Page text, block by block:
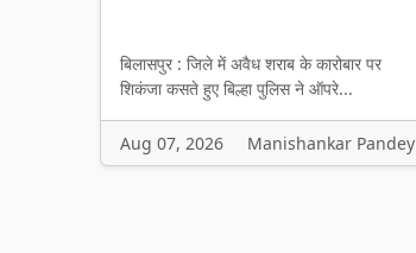
बिलासपुर : जिले में अवैध शराब के कारोबार पर
शिकंजा कसते हुए बिल्हा पुलिस ने ऑपरे...
Aug 07, 2026 Manishankar Pandey